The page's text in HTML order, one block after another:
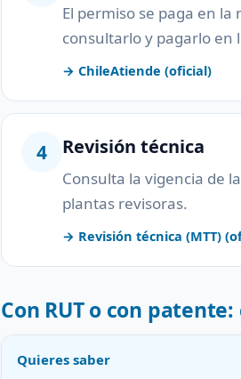
El permiso se paga en
consultarlo y pagarlo en
→ ChileAtiende (oficial)
4 Revisión técnica
Consulta la vigencia de
plantas revisoras.
→ Revisión técnica (MTT)
Con RUT o con
Quieres saber